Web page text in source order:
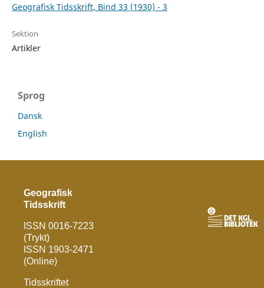
Geografisk Tidsskrift, Bind 33 (1930) - 3
Sektion
Artikler
Sprog
Dansk
English
Geografisk
Tidsskrift
ISSN 0016-7223
(Trykt)
ISSN 1903-2471
(Online)
Tidsskriftet